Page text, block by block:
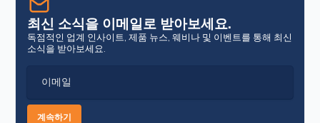
최신 소식을 이메일로 받아보세요.
독점적인 업계 인사이트, 제품 뉴스, 웨비나 및 이벤트를 통해 최신
소식을 받아보세요.
이메일
계속하기